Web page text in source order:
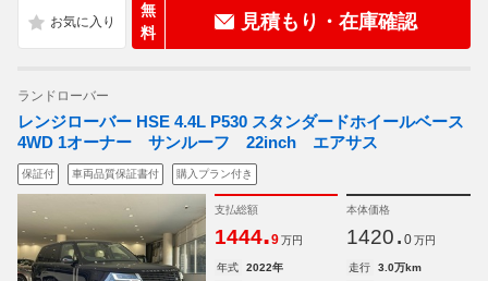
無
料
見積もり・在庫確認
ランドローバー
レンジローバー HSE 4.4L P530 スタンダードホイールベース
4WD 1オーナー サンルーフ 22inch エアサス
保証付 車両品質保証書付 購入プラン付き
支払総額
1444.9 万円
本体価格
1420. 0 万円
年式 2022年 走行
3.0万km